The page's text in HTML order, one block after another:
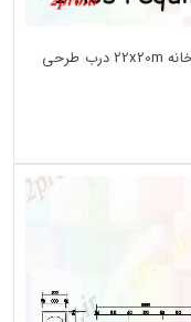
دانلود نقشه جزئیات طراحی در و پنجره طرحی خانه 22x20m درب طرحی